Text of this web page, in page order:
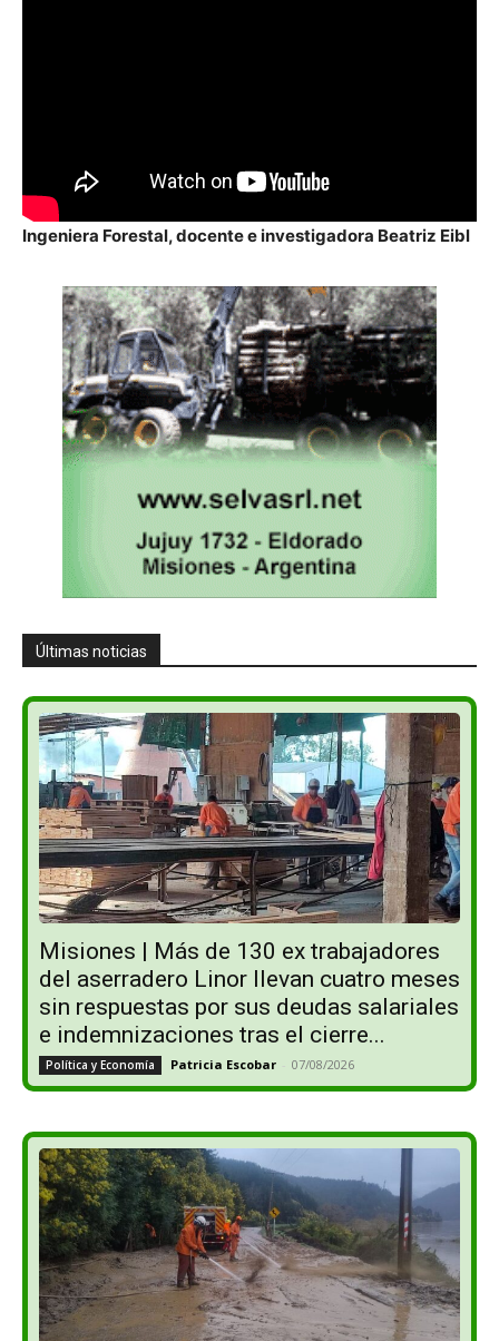
Ingeniera Forestal, docente e investigadora Beatriz Eibl
Últimas noticias
Misiones | Más de 130 ex trabajadores
del aserradero Linor llevan cuatro meses
sin respuestas por sus deudas salariales
e indemnizaciones tras el cierre...
Política y Economía Patricia Escobar - 07/08/2026